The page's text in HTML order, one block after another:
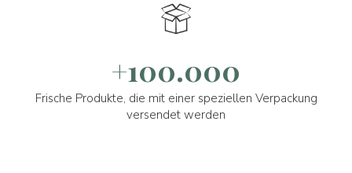
+100.000
Frische Produkte, die mit einer speziellen Verpackung
versendet werden